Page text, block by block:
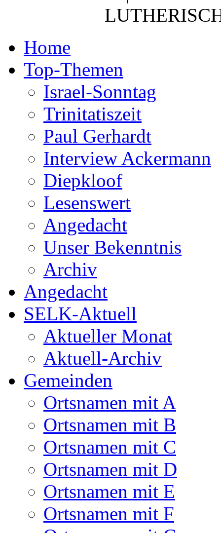
Home
Top-Themen
Israel-Sonntag
Trinitatiszeit
Paul Gerhardt
Interview Ackermann
Diepkloof
Lesenswert
Angedacht
Unser Bekenntnis
Archiv
Angedacht
SELK-Aktuell
Aktueller Monat
Aktuell-Archiv
Gemeinden
Ortsnamen mit A
Ortsnamen mit B
Ortsnamen mit C
Ortsnamen mit D
Ortsnamen mit E
Ortsnamen mit F